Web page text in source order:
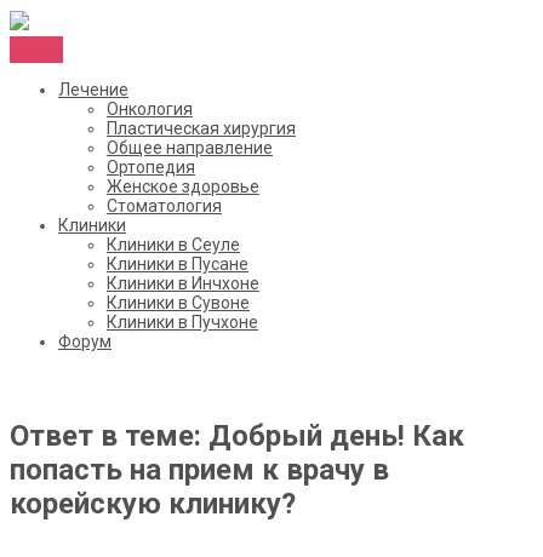
Лечение
Онкология
Пластическая хирургия
Общее направление
Ортопедия
Женское здоровье
Стоматология
Клиники
Клиники в Сеуле
Клиники в Пусане
Клиники в Инчхоне
Клиники в Сувоне
Клиники в Пучхоне
Форум
Ответ в теме: Добрый день! Как
попасть на прием к врачу в
корейскую клинику?